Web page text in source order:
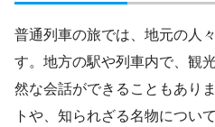
普通列車の旅では、地元の人
す。地方の駅や列車内で、観
然な会話ができることもあり
トや、知られざる名物につい